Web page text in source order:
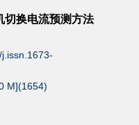
切换电流预测方法
M](1654)